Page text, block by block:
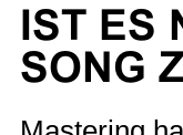
IST ES
SONG